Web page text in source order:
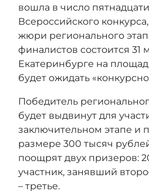
вошла в число
Всероссийского
жюри регионального
финалистов состоится 31
Екатеринбурге на
будет ожидать
Победитель
будет выдвинут для
заключительном этапе и
размере 300 тысяч
поощрят двух призеров:
участник, занявший
– третье.